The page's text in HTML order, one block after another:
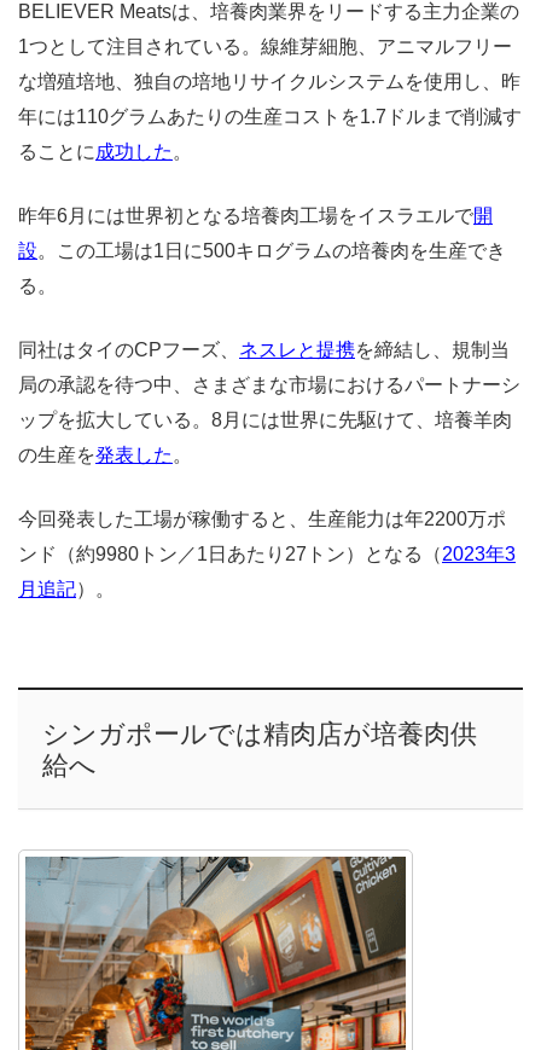
BELIEVER Meatsは、培養肉業界をリードする主力企業の
1つとして注目されている。線維芽細胞、アニマルフリー
な増殖培地、独自の培地リサイクルシステムを使用し、昨
年には110グラムあたりの生産コストを1.7ドルまで削減す
ることに 成功した 。
昨年6月には世界初となる培養肉工場をイスラエルで開
設。この工場は1日に500キログラムの培養肉を生産でき
る。
同社はタイのCPフーズ、 ネスレと提携を締結し、規制当
局の承認を待つ中、さまざまな市場におけるパートナーシ
ップを拡大している。8月には世界に先駆けて、培養羊肉
の生産を発表した 。
今回発表した工場が稼働すると、生産能力は年2200万ポ
ンド（約9980トン／1日あたり27トン）となる（2023年3
月追記）。
シンガポールでは精肉店が培養肉供
給へ